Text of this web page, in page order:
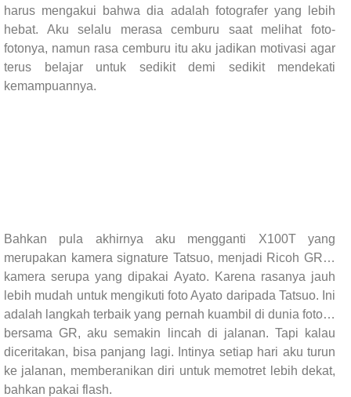
harus mengakui bahwa dia adalah fotografer yang lebih
hebat. Aku selalu merasa cemburu saat melihat foto-
fotonya, namun rasa cemburu itu aku jadikan motivasi agar
terus belajar untuk sedikit demi sedikit mendekati
kemampuannya.
Bahkan pula akhirnya aku mengganti X100T yang
merupakan kamera signature Tatsuo, menjadi Ricoh GR…
kamera serupa yang dipakai Ayato. Karena rasanya jauh
lebih mudah untuk mengikuti foto Ayato daripada Tatsuo. Ini
adalah langkah terbaik yang pernah kuambil di dunia foto…
bersama GR, aku semakin lincah di jalanan. Tapi kalau
diceritakan, bisa panjang lagi. Intinya setiap hari aku turun
ke jalanan, memberanikan diri untuk memotret lebih dekat,
bahkan pakai flash.